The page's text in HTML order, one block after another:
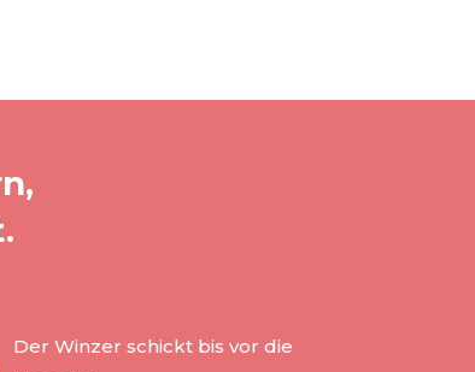
Der Winzer schickt bis vor die